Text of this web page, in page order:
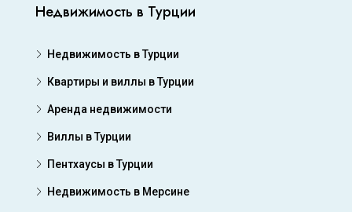
Недвижимость в Турции
Недвижимость в Турции
Квартиры и виллы в Турции
Аренда недвижимости
Виллы в Турции
Пентхаусы в Турции
Недвижимость в Мерсине